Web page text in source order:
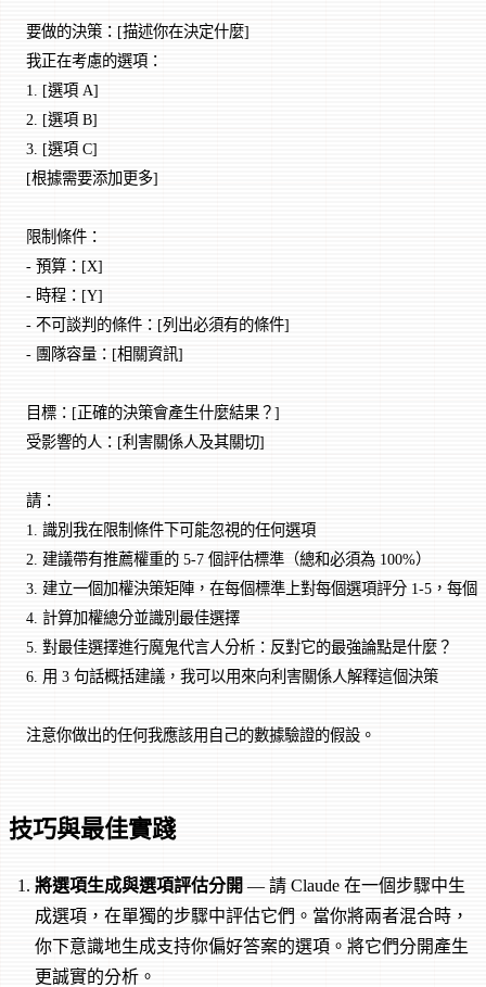
要做的決策：[描述你在決定什麼]
我正在考慮的選項：
1. [選項 A]
2. [選項 B]
3. [選項 C]
[根據需要添加更多]
限制條件：
- 預算：[X]
- 時程：[Y]
- 不可談判的條件：[列出必須有的條件]
- 團隊容量：[相關資訊]
目標：[正確的決策會產生什麼結果？]
受影響的人：[利害關係人及其關切]
請：
1. 識別我在限制條件下可能忽視的任何選項
2. 建議帶有推薦權重的 5-7 個評估標準（總和必須為 100%）
3. 建立一個加權決策矩陣，在每個標準上對每個選項評分 1-5，每個
4. 計算加權總分並識別最佳選擇
5. 對最佳選擇進行魔鬼代言人分析：反對它的最強論點是什麼？
6. 用 3 句話概括建議，我可以用來向利害關係人解釋這個決策
注意你做出的任何我應該用自己的數據驗證的假設。
技巧與最佳實踐
將選項生成與選項評估分開 — 請 Claude 在一個步驟中生
成選項，在單獨的步驟中評估它們。當你將兩者混合時，
你下意識地生成支持你偏好答案的選項。將它們分開產生
更誠實的分析。